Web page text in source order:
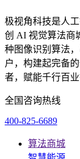
极视角科技是人
创 AI 视觉算法商
种图像识别算法
户，构建起完备
者，赋能千行百
全国咨询热线
400-825-6689
算法商城